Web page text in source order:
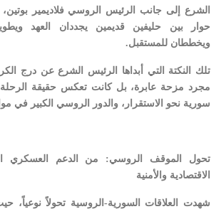
الشرع إلى جانب الرئيس الروسي فلاديمير بوتين،
حوار بين حليفين قديمين يجددان العهد
ويخططان للمستقبل.
تلك النكتة التي أبداها الرئيس الشرع عن درج
مجرد مزحة عابرة، بل كانت تعكس حقيقة الرحلة
سورية نحو الاستقرار، والدور الروسي الكبير في
تحول الموقف الروسي: من الدعم العسكري
الاقتصادية والأمنية
شهدت العلاقات السورية-الروسية تحولاً نوعياً،